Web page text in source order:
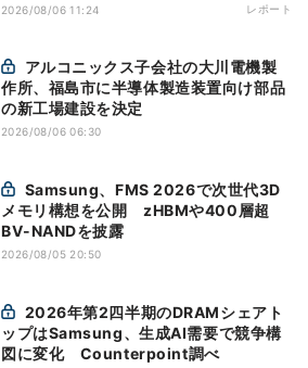
2026/08/06 11:24 レポート
作所、福島市に半導体製造装置向け部品
の新工場建設を決定
2026/08/06 06:30
メモリ構想を公開 zHBMや400層超
BV-NANDを披露
2026/08/05 20:50
ップはSamsung、生成AI需要で競争構
図に変化 Counterpoint調べ